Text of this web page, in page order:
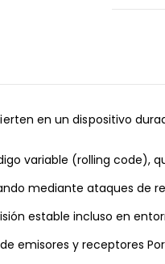
en un dispositivo
variable (rolling code),
mediante ataques de
estable incluso en
emisores y receptores